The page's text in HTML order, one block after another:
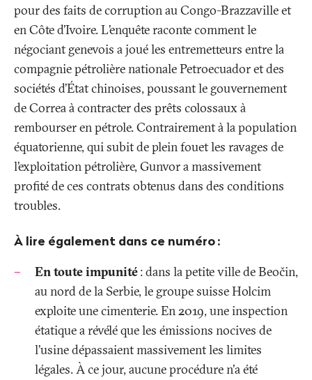
pour des faits de corruption au Congo-Brazzaville et
en Côte d’Ivoire. L’enquête raconte comment le
négociant genevois a joué les entremetteurs entre la
compagnie pétrolière nationale Petroecuador et des
sociétés d’État chinoises, poussant le gouvernement
de Correa à contracter des prêts colossaux à
rembourser en pétrole. Contrairement à la population
équatorienne, qui subit de plein fouet les ravages de
l’exploitation pétrolière, Gunvor a massivement
profité de ces contrats obtenus dans des conditions
troubles.
À lire également dans ce numéro:
En toute impunité: dans la petite ville de Beočin,
au nord de la Serbie, le groupe suisse Holcim
exploite une cimenterie. En 2019, une inspection
étatique a révélé que les émissions nocives de
l’usine dépassaient massivement les limites
légales. À ce jour, aucune procédure n'a été